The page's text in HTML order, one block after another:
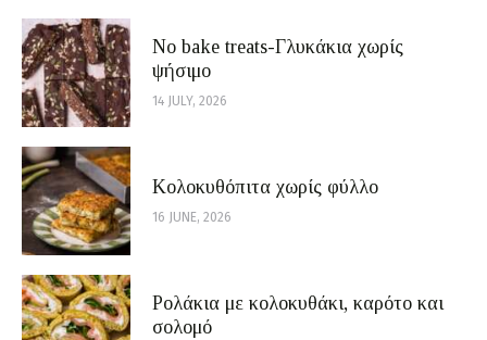
No bake treats-Γλυκάκια χωρίς
ψήσιμο
14 JULY, 2026
Κολοκυθόπιτα χωρίς φύλλο
16 JUNE, 2026
Ρολάκια με κολοκυθάκι, καρότο και
σολομό